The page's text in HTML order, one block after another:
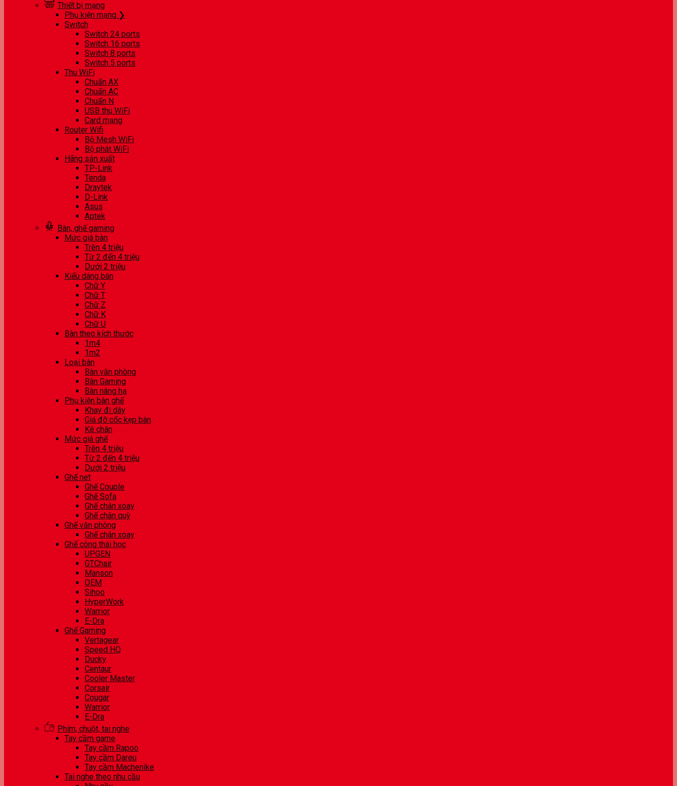
Thiết bị mạng
Phụ kiện mạng ❯
Switch
Switch 24 ports
Switch 16 ports
Switch 8 ports
Switch 5 ports
Thu WiFi
Chuẩn AX
Chuẩn AC
Chuẩn N
USB thu WiFi
Card mạng
Router Wifi
Bộ Mesh WiFi
Bộ phát WiFi
Hãng sản xuất
TP-Link
Tenda
Draytek
D-Link
Asus
Aptek
Bàn, ghế gaming
Mức giá bàn
Trên 4 triệu
Từ 2 đến 4 triệu
Dưới 2 triệu
Kiểu dáng bàn
Chữ Y
Chữ T
Chữ Z
Chữ K
Chữ U
Bàn theo kích thước
1m4
1m2
Loại bàn
Bàn văn phòng
Bàn Gaming
Bàn nâng hạ
Phụ kiện bàn ghế
Khay đi dây
Giá đỡ cốc kẹp bàn
Kê chân
Mức giá ghế
Trên 4 triệu
Từ 2 đến 4 triệu
Dưới 2 triệu
Ghế net
Ghế Couple
Ghế Sofa
Ghế chân xoay
Ghế chân quỳ
Ghế văn phòng
Ghế chân xoay
Ghế công thái học
UPGEN
GTChair
Manson
OEM
Sihoo
HyperWork
Warrior
E-Dra
Ghế Gaming
Vertagear
Speed HQ
Ducky
Centaur
Cooler Master
Corsair
Cougar
Warrior
E-Dra
Phím, chuột, tai nghe
Tay cầm game
Tay cầm Rapoo
Tay cầm Dareu
Tay cầm Machenike
Tai nghe theo nhu cầu